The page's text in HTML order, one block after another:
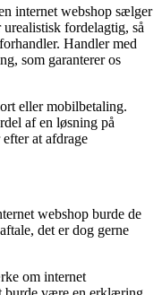
internet webshop sælger
fordelagtig, så
Handler med
som garanterer os
eller mobilbetaling.
af en løsning på
at afdrage
webshop burde de
det er dog gerne
om internet